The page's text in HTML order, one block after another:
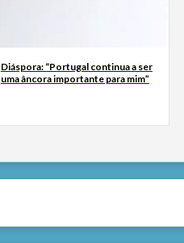
Diáspora: “Portugal continua a ser
uma âncora importante para mim”